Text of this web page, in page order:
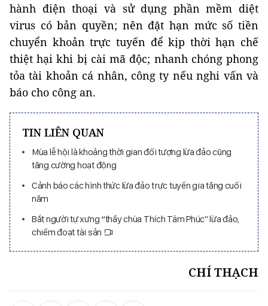
hành điện thoại và sử dụng phần mềm diệt
virus có bản quyền; nên đặt hạn mức số tiền
chuyển khoản trực tuyến để kịp thời hạn chế
thiệt hại khi bị cài mã độc; nhanh chóng phong
tỏa tài khoản cá nhân, công ty nếu nghi vấn và
báo cho công an.
TIN LIÊN QUAN
Mùa lễ hội là khoảng thời gian đối tượng lừa đảo cũng
tăng cường hoạt động
Cảnh báo các hình thức lừa đảo trực tuyến gia tăng cuối
năm
Bắt người tự xưng “thầy chùa Thích Tâm Phúc" lừa đảo,
chiếm đoạt tài sản
CHÍ THẠCH